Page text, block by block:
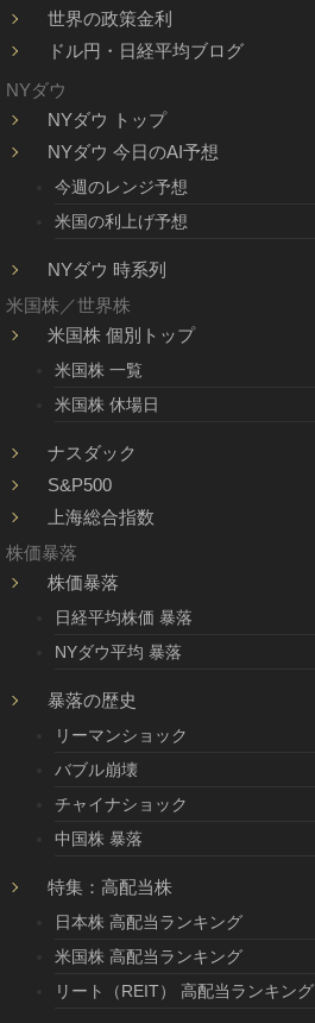
世界の政策金利
ドル円・日経平均ブログ
NYダウ
NYダウ トップ
NYダウ 今日のAI予想
今週のレンジ予想
米国の利上げ予想
NYダウ 時系列
米国株／世界株
米国株 個別トップ
米国株 一覧
米国株 休場日
ナスダック
S&P500
上海総合指数
株価暴落
株価暴落
日経平均株価 暴落
NYダウ平均 暴落
暴落の歴史
リーマンショック
バブル崩壊
チャイナショック
中国株 暴落
特集：高配当株
日本株 高配当ランキング
米国株 高配当ランキング
リート（REIT） 高配当ランキング